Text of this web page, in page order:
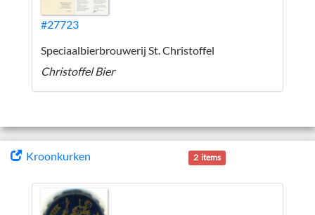
#27723
Speciaalbierbrouwerij St. Christoffel
Christoffel Bier
Kroonkurken 2 items